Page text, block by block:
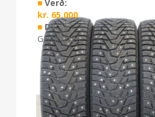
■Verð:
kr. 65.000
■DS:
GH28 0126